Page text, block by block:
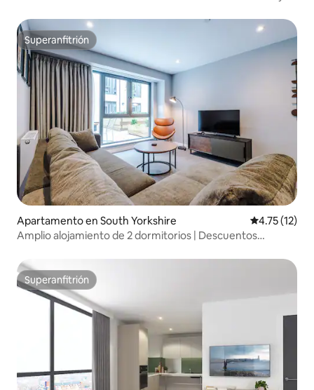
Superanfitrión
Superanfitrión
Apartamento en South Yorkshire Calificación
4.75 (12)
Amplio alojamiento de 2 dormitorios | Descuentos
eléctricos
Superanfitrión
Superanfitrión